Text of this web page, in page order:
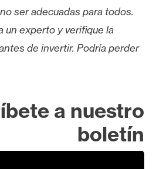
ser adecuadas para todos.
un experto y verifique la
de invertir. Podría perder
a nuestro
boletín